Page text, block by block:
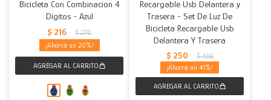
Bicicleta Con Combinacion 4
Dígitos - Azul
$ 216 $ 270
20
Recargable Usb Delantera y
Trasera - Set De Luz De
Bicicleta Recargable Usb
Delantera Y Trasera
$ 250 $ 430
41